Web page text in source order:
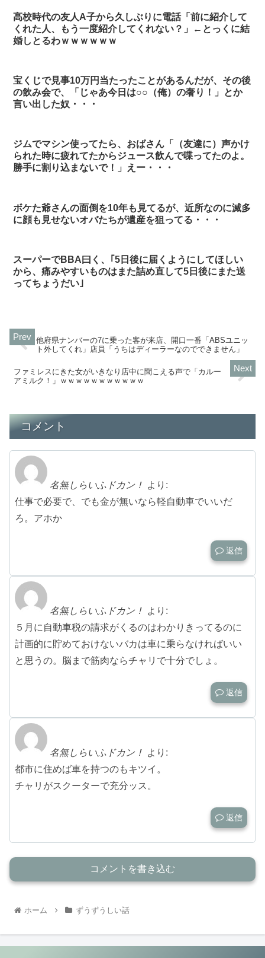
高校時代の友人A子から久しぶりに電話「前に紹介して
くれた人、もう一度紹介してくれない？」←とっくに結
婚しとるわｗｗｗｗｗｗ
宝くじで見事10万円当たったことがあるんだが、その後
の飲み会で、「じゃあ今日は○○（俺）の奢り！」とか
言い出した奴・・・
ジムでマシン使ってたら、おばさん「（友達に）声かけ
られた時に疲れてたからジュース飲んで喋ってたのよ。
勝手に割り込まないで！」えー・・・
ボケた爺さんの面倒を10年も見てるが、近所なのに滅多
に顔も見せないオバたちが遺産を狙ってる・・・
スーパーでBBA曰く、｢5日後に届くようにしてほしい
から、痛みやすいものはまた詰め直して5日後にまた送
ってちょうだい｣
他府県ナンバーの7に乗った客が来店、開口一番「ABSユニッ
ト外してくれ」店員「うちはディーラーなのでできません」
ファミレスにきた女がいきなり店中に聞こえる声で「カルー
アミルク！」ｗｗｗｗｗｗｗｗｗｗｗ
コメント
名無しらいふドカン！ より:
仕事で必要で、でも金が無いなら軽自動車でいいだ
ろ。アホか
返信
名無しらいふドカン！ より:
５月に自動車税の請求がくるのはわかりきってるのに
計画的に貯めておけないバカは車に乗らなければいい
と思うの。脳まで筋肉ならチャリで十分でしょ。
返信
名無しらいふドカン！ より:
都市に住めば車を持つのもキツイ。
チャリがスクーターで充分ッス。
返信
コメントを書き込む
ホーム ずうずうしい話